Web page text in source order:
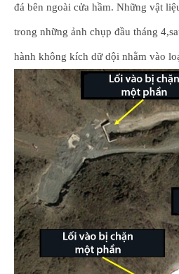
đá bên ngoài cửa hầm. Những vật
trong những ảnh chụp đầu tháng
hành không kích dữ dội nhằm vào